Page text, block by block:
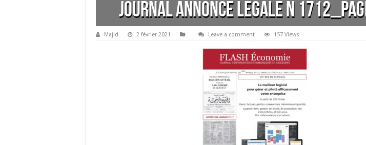
JOURNAL ANNONCE LEGALE N
Majid 2 février 2021 Leave a comment 157 Views